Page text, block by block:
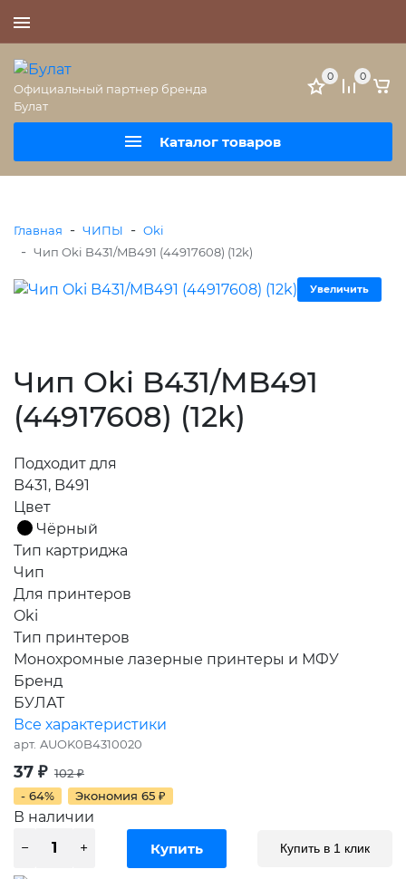
Официальный партнер бренда
Булат
Каталог товаров
0 0
Главная - ЧИПЫ - Oki
- Чип Oki B431/MB491 (44917608) (12k)
Увеличить
Чип Oki B431/MB491
(44917608) (12k)
Подходит для
B431, B491
Цвет
Чёрный
Тип картриджа
Чип
Для принтеров
Oki
Тип принтеров
Монохромные лазерные принтеры и МФУ
Бренд
БУЛАТ
Все характеристики
арт. AUOK0B4310020
37 ₽ 102₽
- 64%
Экономия 65 ₽
В наличии
Купить в 1 клик